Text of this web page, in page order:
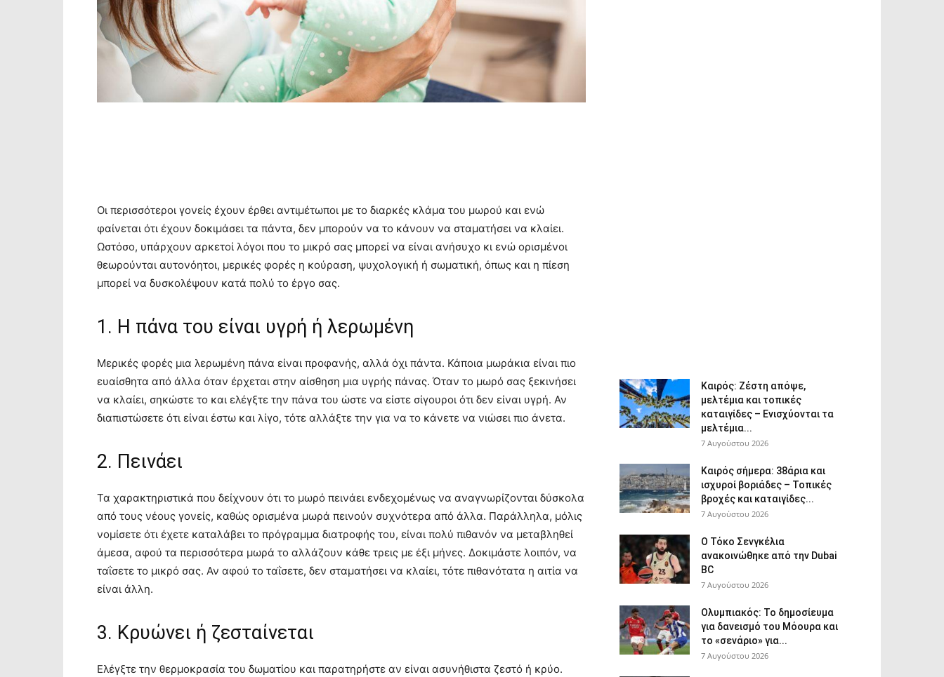
Οι περισσότεροι γονείς έχουν έρθει αντιμέτωποι με το διαρκές κλάμα του μωρού και ενώ
φαίνεται ότι έχουν δοκιμάσει τα πάντα, δεν μπορούν να το κάνουν να σταματήσει να κλαίει.
Ωστόσο, υπάρχουν αρκετοί λόγοι που το μικρό σας μπορεί να είναι ανήσυχο κι ενώ ορισμένοι
θεωρούνται αυτονόητοι, μερικές φορές η κούραση, ψυχολογική ή σωματική, όπως και η πίεση
μπορεί να δυσκολέψουν κατά πολύ το έργο σας.
1. Η πάνα του είναι υγρή ή λερωμένη
Μερικές φορές μια λερωμένη πάνα είναι προφανής, αλλά όχι πάντα. Κάποια μωράκια είναι πιο
ευαίσθητα από άλλα όταν έρχεται στην αίσθηση μια υγρής πάνας. Όταν το μωρό σας ξεκινήσει
να κλαίει, σηκώστε το και ελέγξτε την πάνα του ώστε να είστε σίγουροι ότι δεν είναι υγρή. Αν
διαπιστώσετε ότι είναι έστω και λίγο, τότε αλλάξτε την για να το κάνετε να νιώσει πιο άνετα.
2. Πεινάει
Τα χαρακτηριστικά που δείχνουν ότι το μωρό πεινάει ενδεχομένως να αναγνωρίζονται δύσκολα
από τους νέους γονείς, καθώς ορισμένα μωρά πεινούν συχνότερα από άλλα. Παράλληλα, μόλις
νομίσετε ότι έχετε καταλάβει το πρόγραμμα διατροφής του, είναι πολύ πιθανόν να μεταβληθεί
άμεσα, αφού τα περισσότερα μωρά το αλλάζουν κάθε τρεις με έξι μήνες. Δοκιμάστε λοιπόν, να
ταΐσετε το μικρό σας. Αν αφού το ταΐσετε, δεν σταματήσει να κλαίει, τότε πιθανότατα η αιτία να
είναι άλλη.
3. Κρυώνει ή ζεσταίνεται
Ελέγξτε την θερμοκρασία του δωματίου και παρατηρήστε αν είναι ασυνήθιστα ζεστό ή κρύο.
Καιρός: Ζέστη απόψε,
μελτέμια και τοπικές
καταιγίδες – Ενισχύονται τα
μελτέμια...
7 Αυγούστου 2026
Καιρός σήμερα: 38άρια και
ισχυροί βοριάδες – Τοπικές
βροχές και καταιγίδες...
7 Αυγούστου 2026
Ο Τόκο Σενγκέλια
ανακοινώθηκε από την Dubai
BC
7 Αυγούστου 2026
Ολυμπιακός: Το δημοσίευμα
για δανεισμό του Μόουρα και
το «σενάριο» για...
7 Αυγούστου 2026